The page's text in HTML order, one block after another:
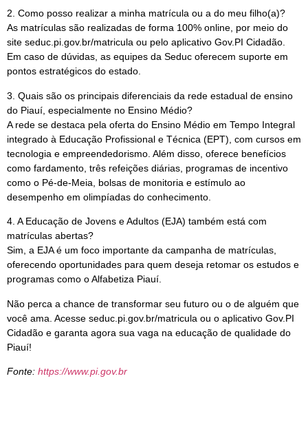
2. Como posso realizar a minha matrícula ou a do meu filho(a)?
As matrículas são realizadas de forma 100% online, por meio do
site seduc.pi.gov.br/matricula ou pelo aplicativo Gov.PI Cidadão.
Em caso de dúvidas, as equipes da Seduc oferecem suporte em
pontos estratégicos do estado.
3. Quais são os principais diferenciais da rede estadual de ensino
do Piauí, especialmente no Ensino Médio?
A rede se destaca pela oferta do Ensino Médio em Tempo Integral
integrado à Educação Profissional e Técnica (EPT), com cursos em
tecnologia e empreendedorismo. Além disso, oferece benefícios
como fardamento, três refeições diárias, programas de incentivo
como o Pé-de-Meia, bolsas de monitoria e estímulo ao
desempenho em olimpíadas do conhecimento.
4. A Educação de Jovens e Adultos (EJA) também está com
matrículas abertas?
Sim, a EJA é um foco importante da campanha de matrículas,
oferecendo oportunidades para quem deseja retomar os estudos e
programas como o Alfabetiza Piauí.
Não perca a chance de transformar seu futuro ou o de alguém que
você ama. Acesse seduc.pi.gov.br/matricula ou o aplicativo Gov.PI
Cidadão e garanta agora sua vaga na educação de qualidade do
Piauí!
Fonte: https://www.pi.gov.br